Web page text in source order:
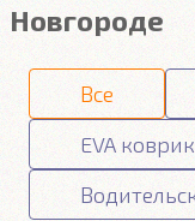
Новгороде
Все
EVA